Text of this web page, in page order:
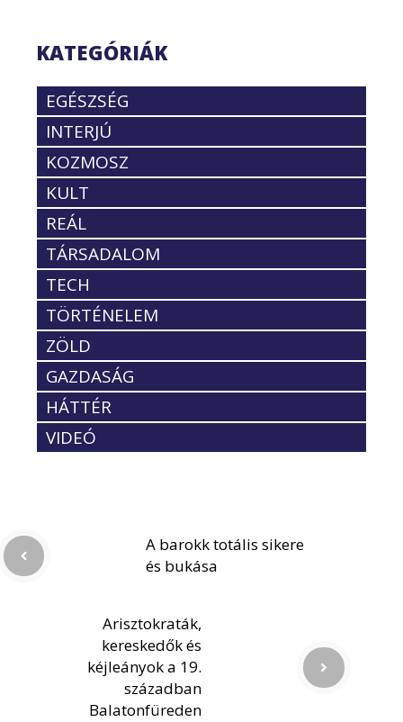
KATEGÓRIÁK
EGÉSZSÉG
INTERJÚ
KOZMOSZ
KULT
REÁL
TÁRSADALOM
TECH
TÖRTÉNELEM
ZÖLD
GAZDASÁG
HÁTTÉR
VIDEÓ
A barokk totális sikere
és bukása
Arisztokraták,
kereskedők és
kéjleányok a 19.
században
Balatonfüreden